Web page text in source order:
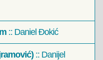
:: Daniel Đokić
:: Danijel